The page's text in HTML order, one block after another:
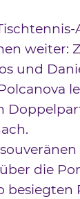
weiter:
und
die
besiegten